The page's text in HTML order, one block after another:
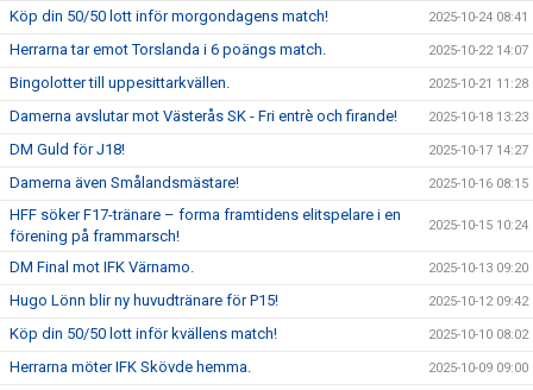
Köp din 50/50 lott inför morgondagens match! 2025-10-24 08:41
Herrarna tar emot Torslanda i 6 poängs match. 2025-10-22 14:07
Bingolotter till uppesittarkvällen. 2025-10-21 11:28
Damerna avslutar mot Västerås SK - Fri entrè och firande! 2025-10-18 13:23
DM Guld för J18! 2025-10-17 14:27
Damerna även Smålandsmästare! 2025-10-16 08:15
HFF söker F17-tränare – forma framtidens elitspelare i en
förening på frammarsch!
2025-10-15 10:24
DM Final mot IFK Värnamo. 2025-10-13 09:20
Hugo Lönn blir ny huvudtränare för P15! 2025-10-12 09:42
Köp din 50/50 lott inför kvällens match! 2025-10-10 08:02
Herrarna möter IFK Skövde hemma. 2025-10-09 09:00